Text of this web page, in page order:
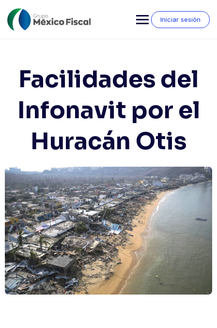
contenido
Iniciar sesión
Facilidades del
Infonavit por el
Huracán Otis